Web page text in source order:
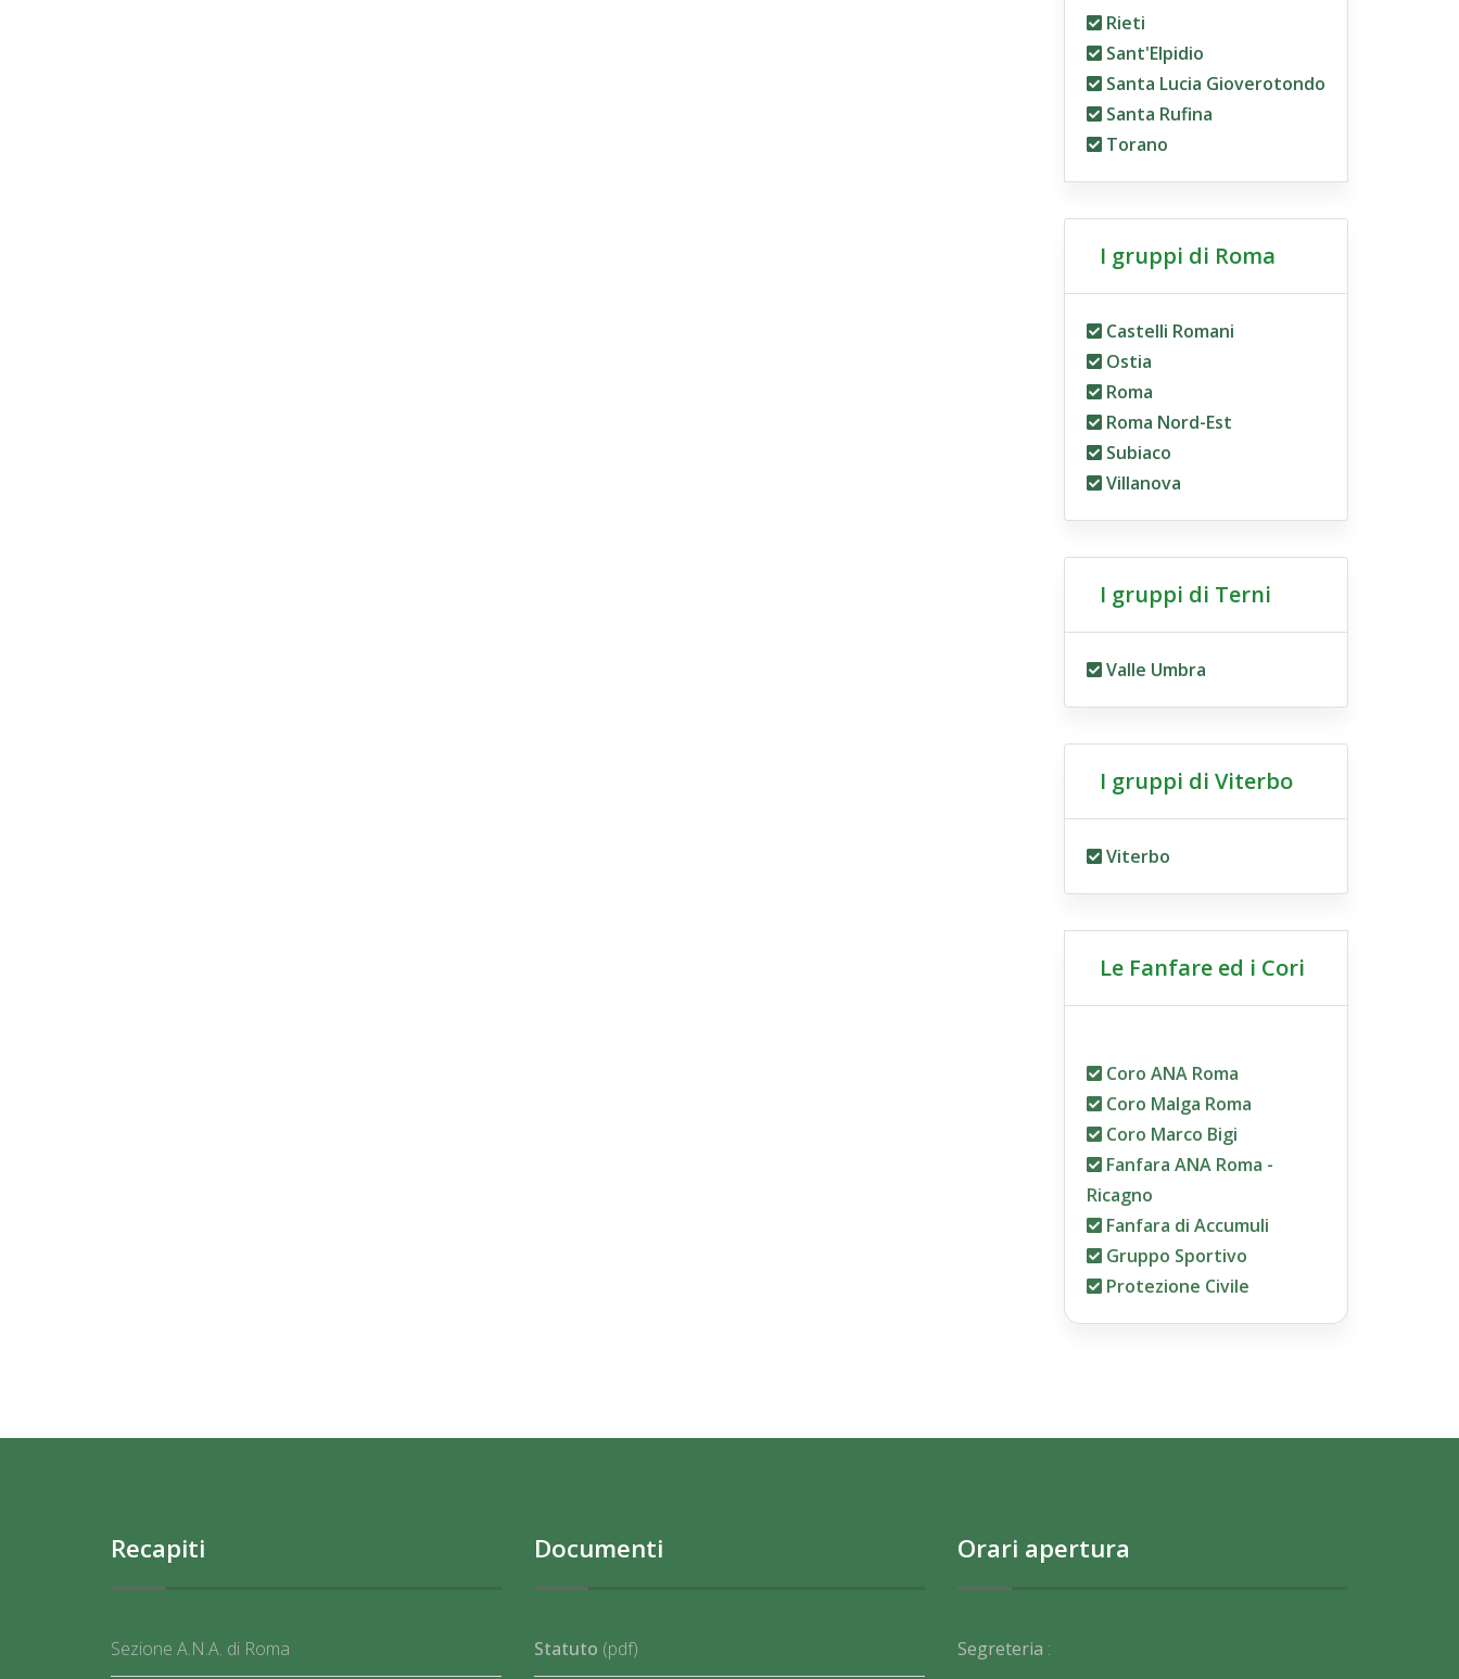
Rieti
Sant'Elpidio
Santa Lucia Gioverotondo
Santa Rufina
Torano
I gruppi di Roma
Castelli Romani
Ostia
Roma
Roma Nord-Est
Subiaco
Villanova
I gruppi di Terni
Valle Umbra
I gruppi di Viterbo
Viterbo
Le Fanfare ed i Cori
Coro ANA Roma
Coro Malga Roma
Coro Marco Bigi
Fanfara ANA Roma -
Ricagno
Fanfara di Accumuli
Gruppo Sportivo
Protezione Civile
Recapiti
Sezione A.N.A. di Roma
Documenti
Statuto (pdf)
Orari apertura
Segreteria :